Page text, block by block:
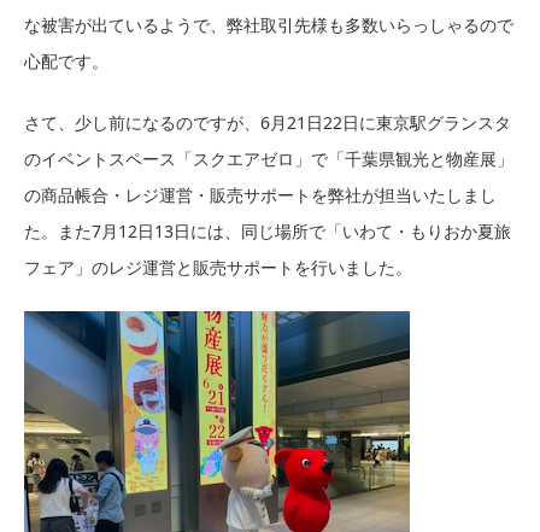
な被害が出ているようで、弊社取引先様も多数いらっしゃるので
心配です。
さて、少し前になるのですが、6月21日22日に東京駅グランスタ
のイベントスペース「スクエアゼロ」で「千葉県観光と物産展」
の商品帳合・レジ運営・販売サポートを弊社が担当いたしまし
た。また7月12日13日には、同じ場所で「いわて・もりおか夏旅
フェア」のレジ運営と販売サポートを行いました。